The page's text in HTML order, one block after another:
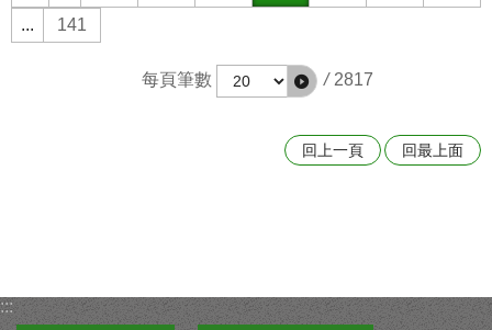
...
141
每頁筆數 / 2817
回上一頁 回最上面
:::